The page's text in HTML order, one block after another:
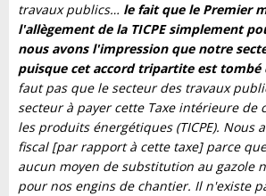
travaux publics… le fait que le Premier
l'allègement de la TICPE simplement
nous avons l'impression que notre
puisque cet accord tripartite est tombé
faut pas que le secteur des travaux
secteur à payer cette Taxe intérieure de
les produits énergétiques (TICPE). Nous
fiscal [par rapport à cette taxe] parce
aucun moyen de substitution au gazole
pour nos engins de chantier. Il n'existe